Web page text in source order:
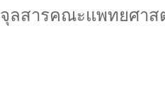
จุลสารคณะแพทยศาส